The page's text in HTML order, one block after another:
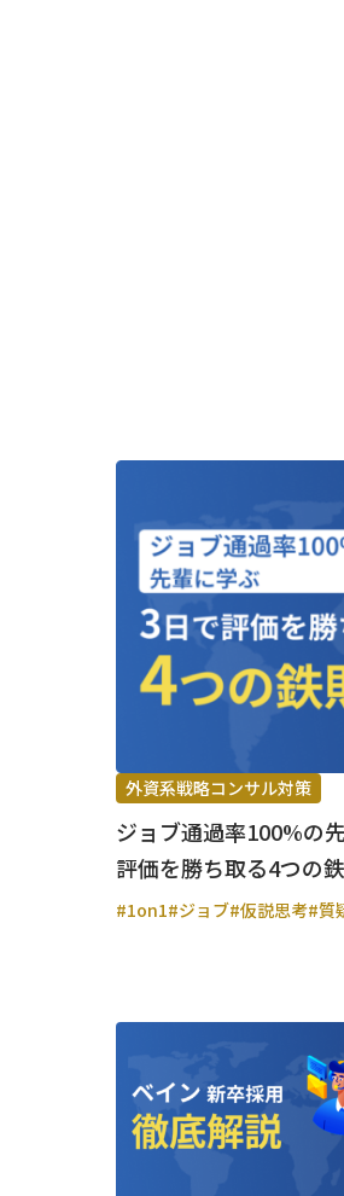
外資系戦略コンサル対策
ジョブ通過率100%の
評価を勝ち取る4つの
#1on1#ジョブ#仮説思考#質